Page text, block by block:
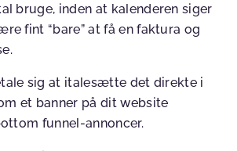
bruge, inden at kalenderen siger
fint “bare” at få en faktura og
sig at italesætte det direkte i
et banner på dit website
funnel-annoncer.